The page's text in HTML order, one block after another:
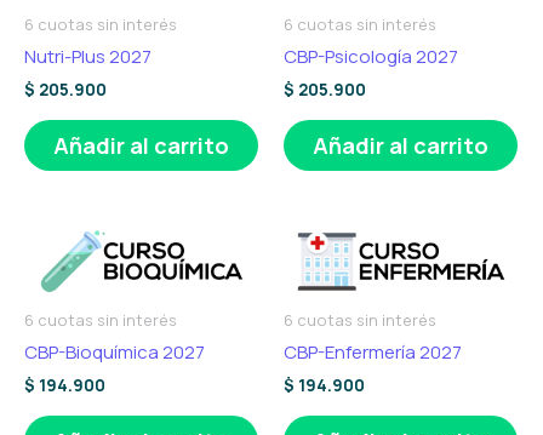
6 cuotas sin interés
Nutri-Plus 2027
$ 205.900
Añadir al carrito
6 cuotas sin interés
CBP-Psicología 2027
$ 205.900
Añadir al carrito
6 cuotas sin interés
CBP-Bioquímica 2027
$ 194.900
6 cuotas sin interés
CBP-Enfermería 2027
$ 194.900